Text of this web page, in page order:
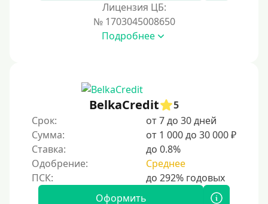
Лицензия ЦБ:
№ 1703045008650
Подробнее
BelkaCredit
5
Срок:
от 7 до 30 дней
Сумма:
от 1 000 до 30 000 ₽
Ставка:
до 0.8%
Одобрение:
Среднее
Оформить